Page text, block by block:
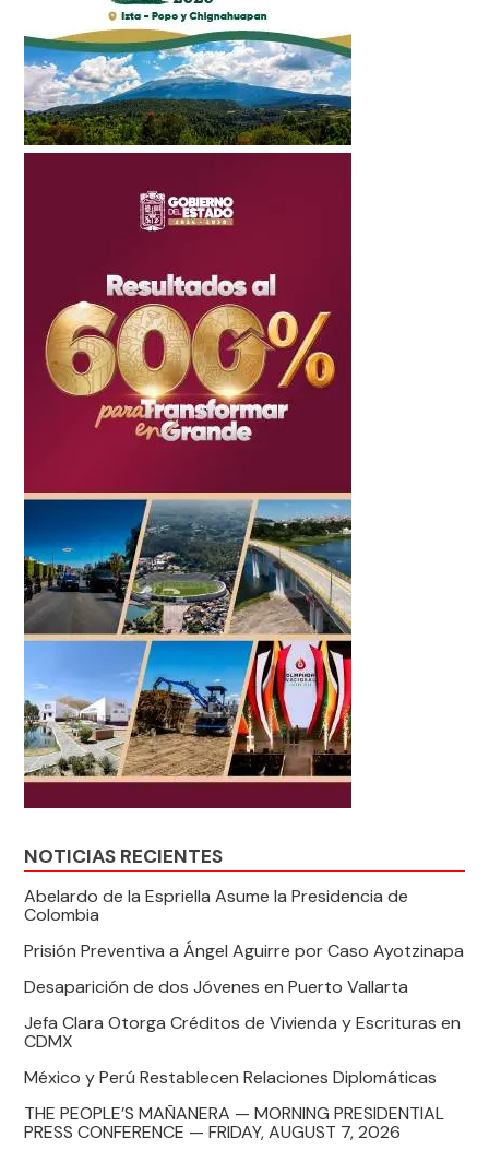
NOTICIAS RECIENTES
Abelardo de la Espriella Asume la Presidencia de
Colombia
Prisión Preventiva a Ángel Aguirre por Caso Ayotzinapa
Desaparición de dos Jóvenes en Puerto Vallarta
Jefa Clara Otorga Créditos de Vivienda y Escrituras en
CDMX
México y Perú Restablecen Relaciones Diplomáticas
THE PEOPLE’S MAÑANERA — MORNING PRESIDENTIAL
PRESS CONFERENCE — FRIDAY, AUGUST 7, 2026